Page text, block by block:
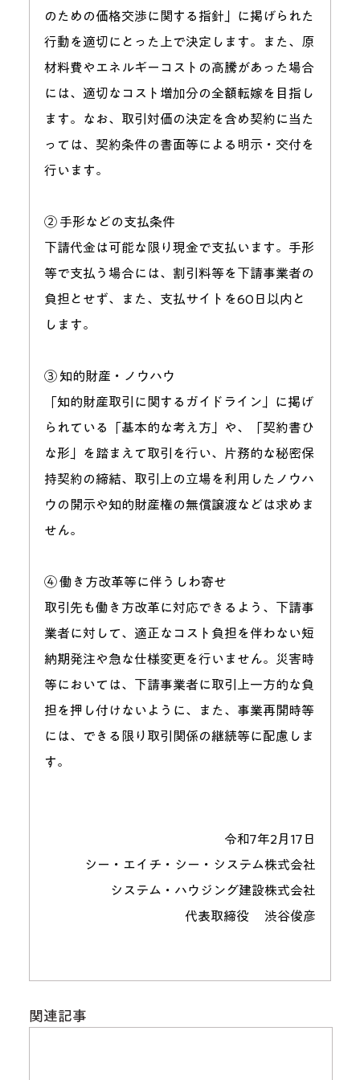
のための価格交渉に関する指針」に掲げられた
行動を適切にとった上で決定します。また、原
材料費やエネルギーコストの高騰があった場合
には、適切なコスト増加分の全額転嫁を目指し
ます。なお、取引対価の決定を含め契約に当た
っては、契約条件の書面等による明示・交付を
行います。
② 手形などの支払条件
下請代金は可能な限り現金で支払います。手形
等で支払う場合には、割引料等を下請事業者の
負担とせず、また、支払サイトを60日以内と
します。
③ 知的財産・ノウハウ
「知的財産取引に関するガイドライン」に掲げ
られている「基本的な考え方」や、「契約書ひ
な形」を踏まえて取引を行い、片務的な秘密保
持契約の締結、取引上の立場を利用したノウハ
ウの開示や知的財産権の無償譲渡などは求めま
せん。
④ 働き方改革等に伴うしわ寄せ
取引先も働き方改革に対応できるよう、下請事
業者に対して、適正なコスト負担を伴わない短
納期発注や急な仕様変更を行いません。災害時
等においては、下請事業者に取引上一方的な負
担を押し付けないように、また、事業再開時等
には、できる限り取引関係の継続等に配慮しま
す。
令和7年2月17日
シー・エイチ・シー・システム株式会社
システム・ハウジング建設株式会社
代表取締役 　渋谷俊彦
関連記事